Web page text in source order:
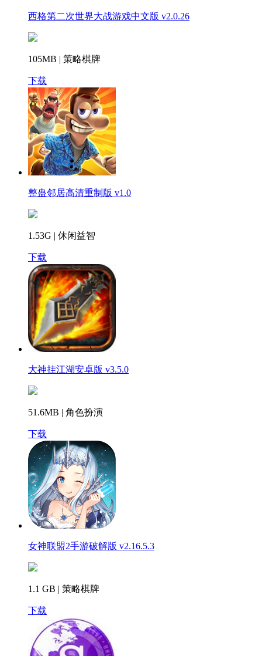
西格第二次世界大战游戏中文版 v2.0.26
105MB | 策略棋牌
下载
整蛊邻居高清重制版 v1.0
1.53G | 休闲益智
下载
大神挂江湖安卓版 v3.5.0
51.6MB | 角色扮演
下载
女神联盟2手游破解版 v2.16.5.3
1.1 GB | 策略棋牌
下载